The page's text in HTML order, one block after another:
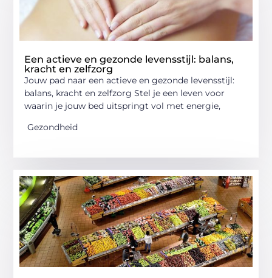
Een actieve en gezonde levensstijl: balans,
kracht en zelfzorg
Jouw pad naar een actieve en gezonde levensstijl:
balans, kracht en zelfzorg Stel je een leven voor
waarin je jouw bed uitspringt vol met energie,
Gezondheid